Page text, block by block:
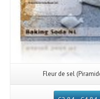
Fleur de sel